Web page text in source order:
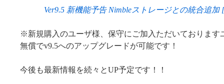
Ver9.5 新機能予告 Nimbleストレージとの統合追加
※新規購入のユーザ様、保守にご加入ただいております
無償でv9.5へのアップグレードが可能です！
今後も最新情報を続々とUP予定です！！